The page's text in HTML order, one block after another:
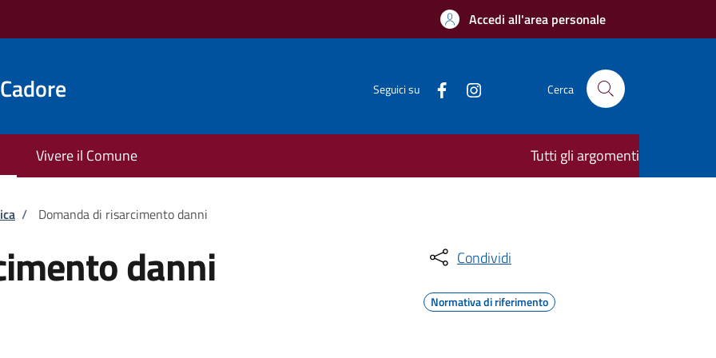
Accedi all'area personale
Seguici su Cerca
Vivere il Comune Tutti gli argomenti
/ Domanda di risarcimento danni
danni Condividi
Normativa di riferimento